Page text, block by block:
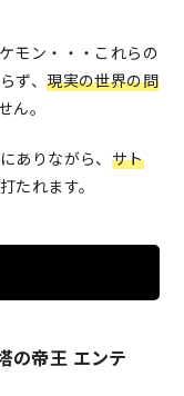
モン・・・これらの
ず、現実の世界の問
ん。
ありながら、 サト
たれます。
の帝王 エンテ